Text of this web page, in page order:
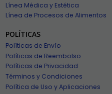
Línea Médica y Estética
Línea de Procesos de Alimentos
POLÍTICAS
Políticas de Envío
Políticas de Reembolso
Políticas de Privacidad
Términos y Condiciones
Política de Uso y Aplicaciones